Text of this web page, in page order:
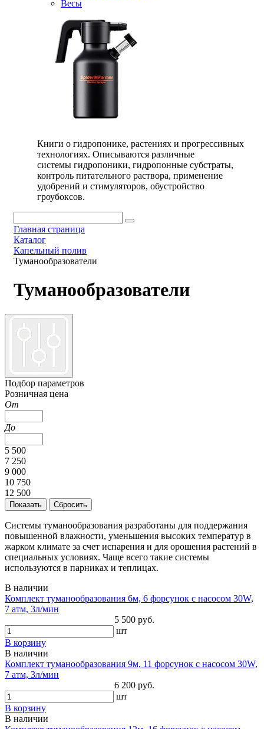
Весы
Книги о гидропонике, растениях и прогрессивных
технологиях. Описываются различные
системы гидропоники, гидропонные субстраты,
контроль питательного раствора, применение
удобрений и стимуляторов, обустройство
гроубоксов.
Главная страница
Каталог
Капельный полив
Туманообразователи
Туманообразователи
Подбор параметров
Розничная цена
От
До
5 500
7 250
9 000
10 750
12 500
Системы туманообразования разработаны для поддержания
повышенной влажности, уменьшения высоких температур в
жарком климате за счет испарения и для орошения растений в
специальных условиях. Чаще всего такие системы
используются в парниках и теплицах.
В наличии
Комплект туманообразования 6м, 6 форсунок с насосом 30W,
7 атм, 3л/мин
5 500 руб.
шт
В корзину
В наличии
Комплект туманообразования 9м, 11 форсунок с насосом 30W,
7 атм, 3л/мин
6 200 руб.
шт
В корзину
В наличии